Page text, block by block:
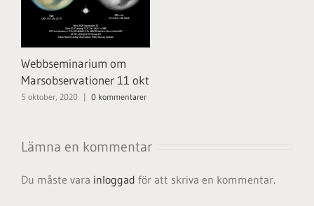
Webbseminarium om
Marsobservationer 11 okt
5 oktober, 2020 | 0 kommentarer
Lämna en kommentar
Du måste vara inloggad för att skriva en kommentar.